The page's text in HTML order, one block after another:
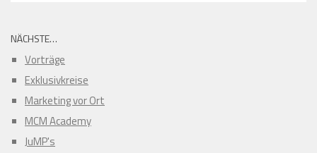
NÄCHSTE…
Vorträge
Exklusivkreise
Marketing vor Ort
MCM Academy
JuMP's